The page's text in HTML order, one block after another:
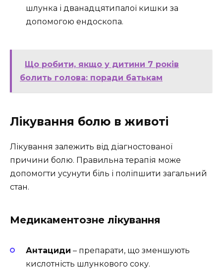
шлунка і дванадцятипалої кишки за
допомогою ендоскопа.
Що робити, якщо у дитини 7 років
болить голова: поради батькам
Лікування болю в животі
Лікування залежить від діагностованої
причини болю. Правильна терапія може
допомогти усунути біль і поліпшити загальний
стан.
Медикаментозне лікування
Антациди – препарати, що зменшують
кислотність шлункового соку.